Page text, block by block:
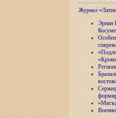
Журнал
Эрнан